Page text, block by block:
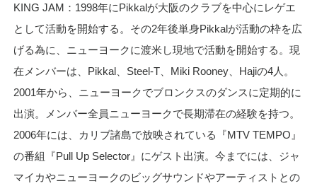
KING JAM：1998年にPikkalが大阪のクラブを中心にレゲエ
として活動を開始する。その2年後単身Pikkalが活動の枠を広
げる為に、ニューヨークに渡米し現地で活動を開始する。現
在メンバーは、Pikkal、Steel-T、Miki Rooney、Hajiの4人。
2001年から、ニューヨークでブロンクスのダンスに定期的に
出演。メンバー全員ニューヨークで長期滞在の経験を持つ。
2006年には、カリブ諸島で放映されている『MTV TEMPO』
の番組『Pull Up Selector』にゲスト出演。今までには、ジャ
マイカやニューヨークのビッグサウンドやアーティストとの